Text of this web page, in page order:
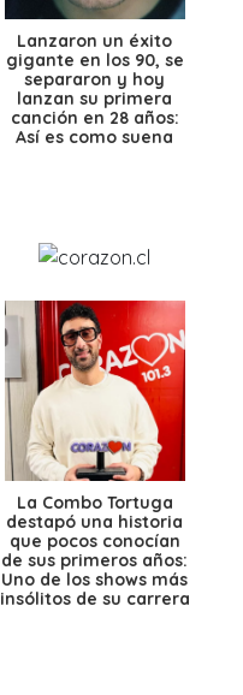
Lanzaron un éxito
gigante en los 90, se
separaron y hoy
lanzan su primera
canción en 28 años:
Así es como suena
La Combo Tortuga
destapó una historia
que pocos conocían
de sus primeros años:
Uno de los shows más
insólitos de su carrera